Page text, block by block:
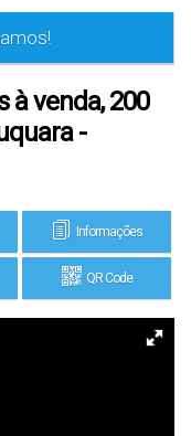
à venda, 200
-
Informações
QR Code